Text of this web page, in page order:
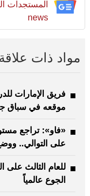
news
مواد ذات علاقة
فريق الإمارات
موقعه في سباق
«فاو»: تراجع
على التوالي..
للعام الثالث على
الجوع عالمياً